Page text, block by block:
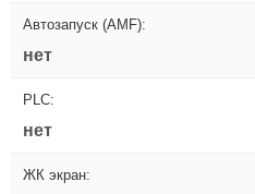
Автозапуск (AMF):
нет
PLC:
нет
ЖК экран: